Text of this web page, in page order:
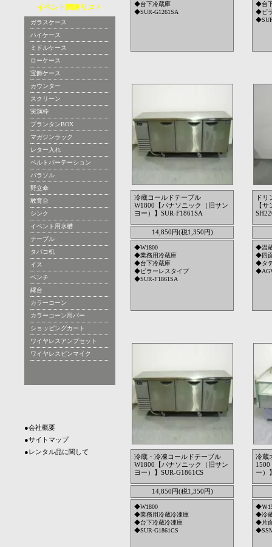
イベント関連リスト
ガラスケース
ハイケース
ミドルケース
ローケース
宝飾ケース
カウンター
スクリーン
実演枠
プランタンBOX
マガジンラック
レター入れ
ベルトパーテーション
パラソル
野立傘
教育台
シンク
イベント用水槽
テーブル
タバコ机
イス
ベンチ
縁台
カラーコーン
カラーコーン用バー
ショッピングカート
ワイヤレスアンプセット
ワイヤレスピンマイク
●会社概要
●サイトマップ
●レンタル品に関して
◆台下冷蔵庫
◆SUR-G1261SA
◆台
◆ピ
冷蔵コールドテーブル
W1800【パナソニック（旧サン
ヨー）】SUR-F1861SA
14,850円(税1,350円)
◆W1800
◆業務用冷蔵庫
◆台下冷蔵庫
◆ピラーレスタイプ
◆SUR-F1861SA
ド
【
◆温
◆四
◆タ
冷蔵・冷凍コールドテーブル
W1800【パナソニック（旧サン
ヨー）】SUR-G1861CS
14,850円(税1,350円)
◆W1800
◆業務用冷蔵冷凍庫
◆台下冷蔵冷凍庫
◆SUR-G1861CS
冷蔵
ー）
◆Ｗ
◆冷
◆片